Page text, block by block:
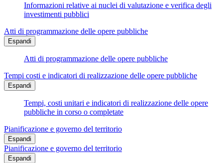
Informazioni relative ai nuclei di valutazione e verifica degli
investimenti pubblici
Atti di programmazione delle opere pubbliche
Espandi
Atti di programmazione delle opere pubbliche
Tempi costi e indicatori di realizzazione delle opere pubbliche
Espandi
Tempi, costi unitari e indicatori di realizzazione delle opere
pubbliche in corso o completate
Pianificazione e governo del territorio
Espandi
Pianificazione e governo del territorio
Espandi